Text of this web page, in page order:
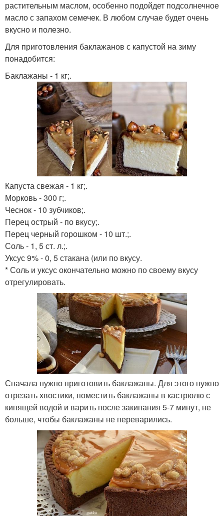
растительным маслом, особенно подойдет подсолнечное
масло с запахом семечек. В любом случае будет очень
вкусно и полезно.
Для приготовления баклажанов с капустой на зиму
понадобится:
Баклажаны - 1 кг;.
Капуста свежая - 1 кг;.
Морковь - 300 г;.
Чеснок - 10 зубчиков;.
Перец острый - по вкусу;.
Перец черный горошком - 10 шт.;.
Соль - 1, 5 ст. л.;.
Уксус 9% - 0, 5 стакана (или по вкусу.
* Соль и уксус окончательно можно по своему вкусу
отрегулировать.
Сначала нужно приготовить баклажаны. Для этого нужно
отрезать хвостики, поместить баклажаны в кастрюлю с
кипящей водой и варить после закипания 5-7 минут, не
больше, чтобы баклажаны не переварились.